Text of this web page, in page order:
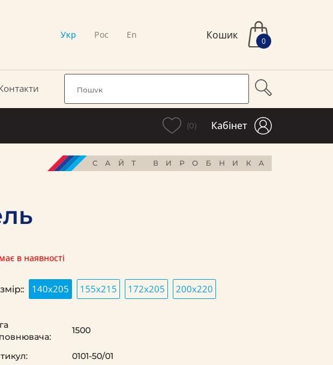
Укр Рос En Кошик 0
(0) Кабінет
САЙТ ВИРОБНИКА
в наявності
140х205 155х215 172х205 200х220
1500
0101-50/01